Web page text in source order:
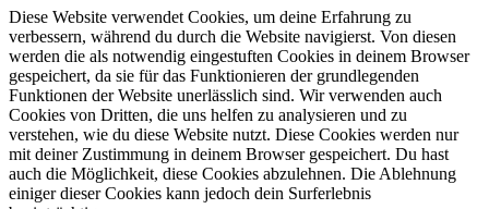
Diese Website verwendet Cookies, um deine Erfahrung zu
verbessern, während du durch die Website navigierst. Von diesen
werden die als notwendig eingestuften Cookies in deinem Browser
gespeichert, da sie für das Funktionieren der grundlegenden
Funktionen der Website unerlässlich sind. Wir verwenden auch
Cookies von Dritten, die uns helfen zu analysieren und zu
verstehen, wie du diese Website nutzt. Diese Cookies werden nur
mit deiner Zustimmung in deinem Browser gespeichert. Du hast
auch die Möglichkeit, diese Cookies abzulehnen. Die Ablehnung
einiger dieser Cookies kann jedoch dein Surferlebnis